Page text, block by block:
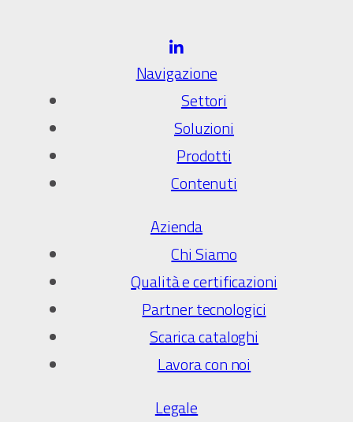
Navigazione
Settori
Soluzioni
Prodotti
Contenuti
Azienda
Chi Siamo
Qualità e certificazioni
Partner tecnologici
Scarica cataloghi
Lavora con noi
Legale